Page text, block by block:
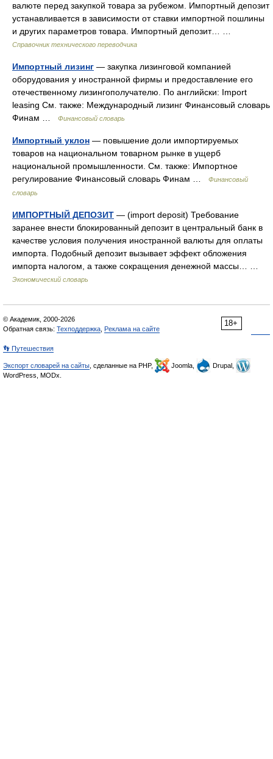
валюте перед закупкой товара за рубежом. Импортный депозит
устанавливается в зависимости от ставки импортной пошлины
и других параметров товара. Импортный депозит… …
Справочник технического переводчика
Импортный лизинг — закупка лизинговой компанией
оборудования у иностранной фирмы и предоставление его
отечественному лизингополучателю. По английски: Import
leasing См. также: Международный лизинг Финансовый словарь
Финам …
Финансовый словарь
Импортный уклон — повышение доли импортируемых
товаров на национальном товарном рынке в ущерб
национальной промышленности. См. также: Импортное
регулирование Финансовый словарь Финам …
Финансовый
словарь
ИМПОРТНЫЙ ДЕПОЗИТ — (import deposit) Требование
заранее внести блокированный депозит в центральный банк в
качестве условия получения иностранной валюты для оплаты
импорта. Подобный депозит вызывает эффект обложения
импорта налогом, а также сокращения денежной массы… …
Экономический словарь
18+
© Академик, 2000-2026
Обратная связь: Техподдержка Реклама на сайте
👣 Путешествия
Экспорт словарей на сайты , сделанные на PHP, Joomla,
Drupal,
WordPress, MODx.